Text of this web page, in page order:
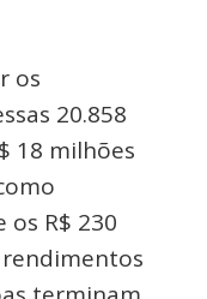
os
20.858
18 milhões
R$ 230